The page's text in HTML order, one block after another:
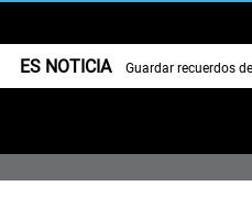
ES NOTICIA Guardar recuerdos